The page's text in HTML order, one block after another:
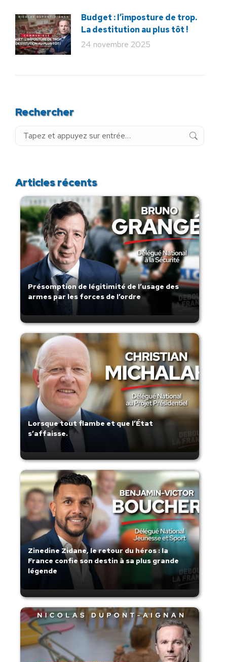
Budget : l’imposture de trop.
La destitution au plus tôt !
24 novembre 2025
Rechercher
Recherche
Articles récents
Présomption de légitimité de l’usage des
armes par les forces de l’ordre
Lorsque tout flambe et que l’État
s’affaisse.
Zinedine Zidane, le retour du héros : la
France confie son destin à sa plus grande
légende